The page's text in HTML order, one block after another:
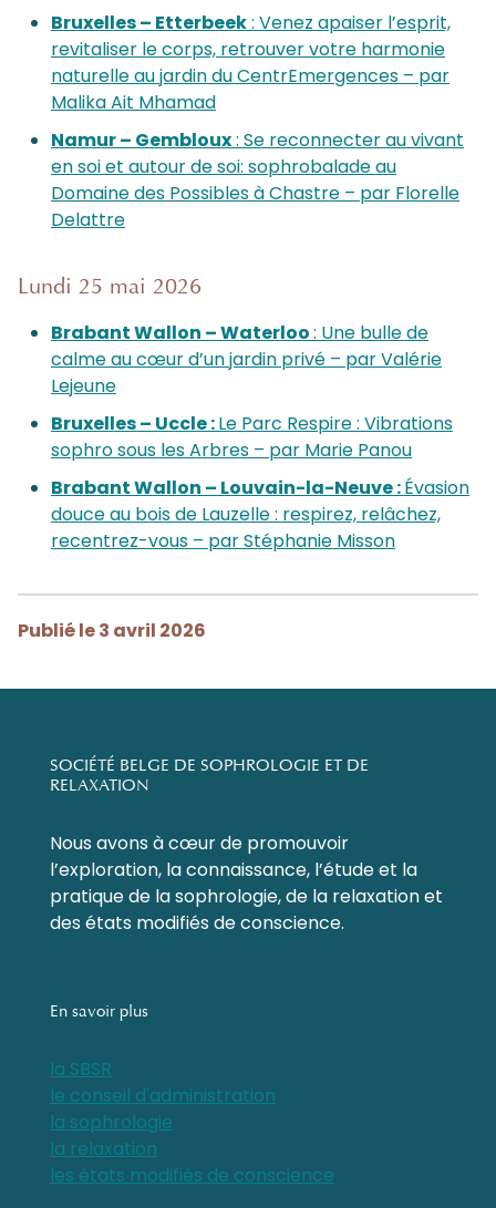
Bruxelles – Etterbeek: Venez apaiser l’esprit,
revitaliser le corps, retrouver votre harmonie
naturelle au jardin du CentrEmergences – par
Malika Ait Mhamad
Namur – Gembloux: Se reconnecter au vivant
en soi et autour de soi: sophrobalade au
Domaine des Possibles à Chastre – par Florelle
Delattre
Lundi 25 mai 2026
Brabant Wallon – Waterloo: Une bulle de
calme au cœur d’un jardin privé – par Valérie
Lejeune
Bruxelles – Uccle :Le Parc Respire : Vibrations
sophro sous les Arbres – par Marie Panou
Brabant Wallon – Louvain-la-Neuve :Évasion
douce au bois de Lauzelle : respirez, relâchez,
recentrez-vous – par Stéphanie Misson
Publié le 3 avril 2026
SOCIÉTÉ BELGE DE SOPHROLOGIE ET DE
RELAXATION
Nous avons à cœur de promouvoir
l’exploration, la connaissance, l’étude et la
pratique de la sophrologie, de la relaxation et
des états modifiés de conscience.
En savoir plus
la SBSR
le conseil d'administration
la sophrologie
la relaxation
les états modifiés de conscience